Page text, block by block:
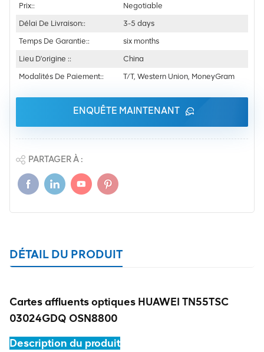
Prix::
Negotiable
Délai De Livraison::
3-5 days
Temps De Garantie::
six months
Lieu D'origine ::
China
Modalités De Paiement::
T/T, Western Union, MoneyGram
ENQUÊTE MAINTENANT
PARTAGER À :
DÉTAIL DU PRODUIT
Cartes affluents optiques HUAWEI TN55TSC
03024GDQ OSN8800
Description du produit